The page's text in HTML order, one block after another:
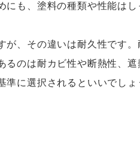
も、塗料の種類や性能はし
、その違いは耐久性です。
のは耐カビ性や断熱性、遮
に選択されるといいでしょ